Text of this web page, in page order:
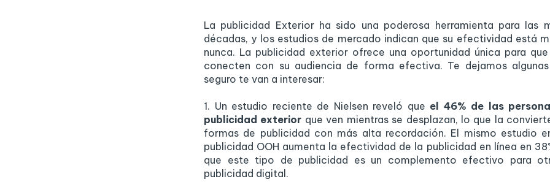
La publicidad Exterior ha sido una poderosa herramienta para las
décadas, y los estudios de mercado indican que su efectividad está
nunca. La publicidad exterior ofrece una oportunidad única para
conecten con su audiencia de forma efectiva. Te dejamos
seguro te van a interesar:
1. Un estudio reciente de Nielsen reveló que el 46% de las
publicidad exterior que ven mientras se desplazan, lo que la
formas de publicidad con más alta recordación. El mismo estudio
publicidad OOH aumenta la efectividad de la publicidad en línea en
que este tipo de publicidad es un complemento efectivo para
publicidad digital.